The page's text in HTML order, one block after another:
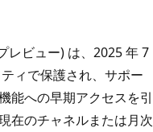
ビュー) は、2025 年 7
ィで保護され、サポー
能への早期アクセスを引
在のチャネルまたは月次